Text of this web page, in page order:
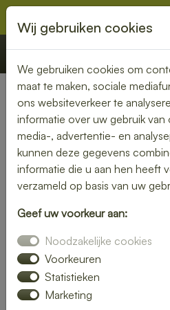
€ 0,00
Nederland» Opende
Lunch
vers, snel en
genieten
bezorgen in Opende en geniet
gerechten zonder gedoe. Van
bowls – wij bezorgen jouw
Bestel eenvoudig online en wij
Wij gebruiken cookies
We gebruiken cookies om
maat te maken, sociale
ons websiteverkeer te
informatie over uw gebruik
media-, advertentie- en
kunnen deze gegevens
informatie die u aan hen heeft
verzameld op basis van uw
Geef uw voorkeur aan:
Noodzakelijke cookies
Voorkeuren
Statistieken
Marketing